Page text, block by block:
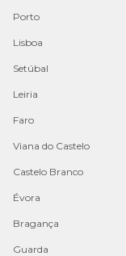
Porto
Lisboa
Setúbal
Leiria
Faro
Viana do Castelo
Castelo Branco
Évora
Bragança
Guarda